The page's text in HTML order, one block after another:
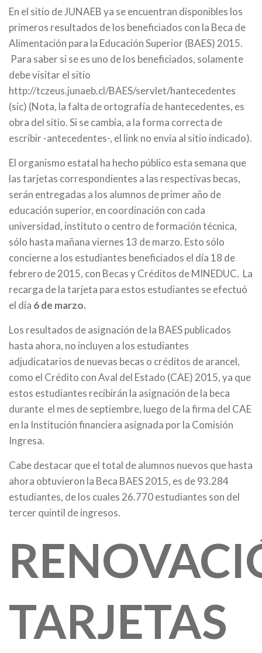
En el sitio de JUNAEB ya se encuentran disponibles los
primeros resultados de los beneficiados con la Beca de
Alimentación para la Educación Superior (BAES) 2015.
Para saber si se es uno de los beneficiados, solamente
debe visitar el sitio
http://tczeus.junaeb.cl/BAES/servlet/hantecedentes
(sic) (Nota, la falta de ortografía de hantecedentes, es
obra del sitio. Si se cambia, a la forma correcta de
escribir -antecedentes-, el link no envía al sitio indicado).
El organismo estatal ha hecho público esta semana que
las tarjetas correspondientes a las respectivas becas,
serán entregadas a los alumnos de primer año de
educación superior, en coordinación con cada
universidad, instituto o centro de formación técnica,
sólo hasta mañana viernes 13 de marzo. Esto sólo
concierne a los estudiantes beneficiados el día 18 de
febrero de 2015, con Becas y Créditos de MINEDUC. La
recarga de la tarjeta para estos estudiantes se efectuó
el día 6 de marzo.
Los resultados de asignación de la BAES publicados
hasta ahora, no incluyen a los estudiantes
adjudicatarios de nuevas becas o créditos de arancel,
como el Crédito con Aval del Estado (CAE) 2015, ya que
estos estudiantes recibirán la asignación de la beca
durante el mes de septiembre, luego de la firma del CAE
en la Institución financiera asignada por la Comisión
Ingresa.
Cabe destacar que el total de alumnos nuevos que hasta
ahora obtuvieron la Beca BAES 2015, es de 93.284
estudiantes, de los cuales 26.770 estudiantes son del
tercer quintil de ingresos.
TARJETAS